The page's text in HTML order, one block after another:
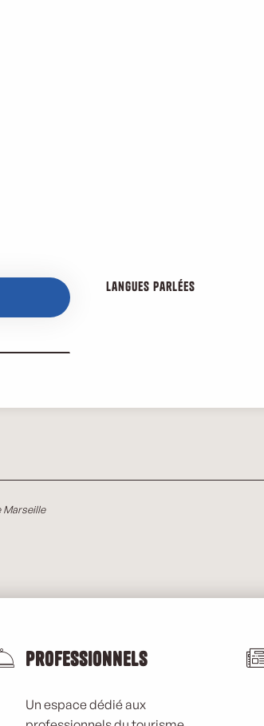
Langues parlées
Langues parlées
Marseille
Professionnels
Un espace dédié aux